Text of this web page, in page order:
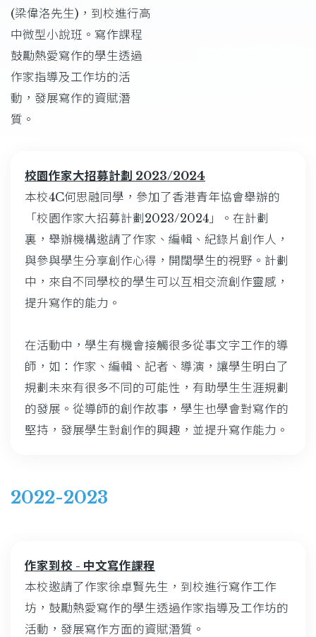
(梁偉洛先生)，到校進行高
中微型小說班。寫作課程
鼓勵熱愛寫作的學生透過
作家指導及工作坊的活
動，發展寫作的資賦潛
質。
校園作家大招募計劃 2023/2024
本校4C何思融同學，參加了香港青年協會舉辦的
「校園作家大招募計劃2023/2024」。在計劃
裏，舉辦機構邀請了作家、編輯、紀錄片創作人，
與參與學生分享創作心得，開闊學生的視野。計劃
中，來自不同學校的學生可以互相交流創作靈感，
提升寫作的能力。
在活動中，學生有機會接觸很多從事文字工作的導
師，如：作家、編輯、記者、導演，讓學生明白了
規劃未來有很多不同的可能性，有助學生生涯規劃
的發展。從導師的創作故事，學生也學會對寫作的
堅持，發展學生對創作的興趣，並提升寫作能力。
2022-2023
作家到校 - 中文寫作課程
本校邀請了作家徐卓賢先生，到校進行寫作工作
坊，鼓勵熱愛寫作的學生透過作家指導及工作坊的
活動，發展寫作方面的資賦潛質。